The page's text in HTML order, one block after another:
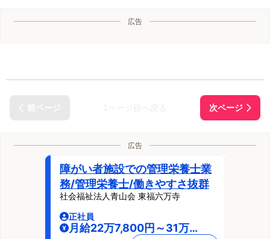
広告
広告
障がい者施設での管理栄養士業
務/管理栄養士/働きやすさ抜群
社会福祉法人青山会 東福六万寺
正社員
月給22万7,800円～31万